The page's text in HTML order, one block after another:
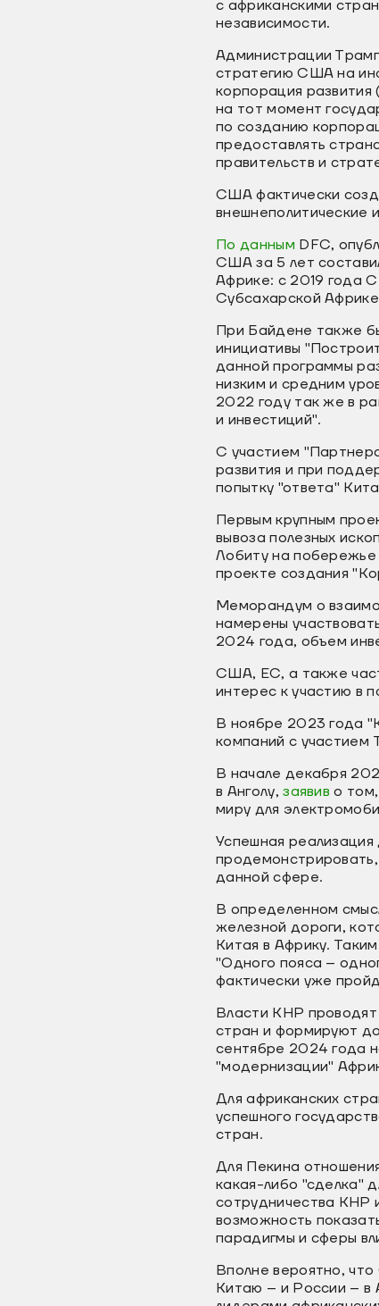
с африканскими
независимости.
Администрации
стратегию США на
корпорация
на тот момент
по созданию
предоставлять
правительств и
США фактически
внешнеполитические
По данным DFC,
США за 5 лет
Африке: с 2019 года
Субсахарской
При Байдене также
инициативы
данной программы
низким и средним
2022 году так же в
и инвестиций".
С участием
развития и при
попытку "ответа"
Первым крупным
вывоза полезных
Лобиту на побережье
проекте создания
Меморандум о
намерены
2024 года, объем
США, ЕС, а также
интерес к участию в
В ноябре 2023 года
компаний c участием
В начале декабря
в Анголу,заявиво
миру для
Успешная
продемонстрировать,
данной сфере.
В определенном
железной дороги,
Китая в Африку.
"Одного пояса –
фактически уже
Власти КНР
стран и формируют
сентябре 2024 года
"модернизации"
Для африканских
успешного
стран.
Для Пекина
какая-либо "сделка"
сотрудничества КНР
возможность
парадигмы и сферы
Вполне вероятно,
Китаю – и России – в